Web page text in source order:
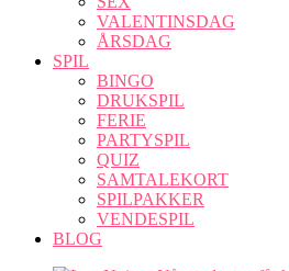
VALENTINSDAG
ÅRSDAG
SPIL
BINGO
DRUKSPIL
FERIE
PARTYSPIL
QUIZ
SAMTALEKORT
SPILPAKKER
VENDESPIL
BLOG